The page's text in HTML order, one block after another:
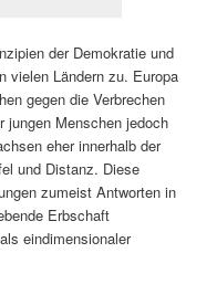
der Demokratie und
vielen Ländern zu. Europa
gegen die Verbrechen
jungen Menschen jedoch
eher innerhalb der
und Distanz. Diese
zumeist Antworten in
Erbschaft
eindimensionaler